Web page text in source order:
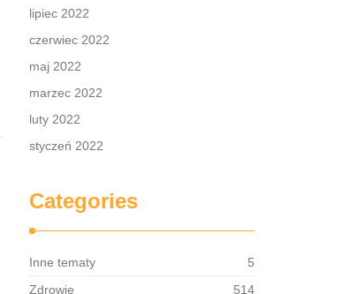
lipiec 2022
czerwiec 2022
maj 2022
marzec 2022
luty 2022
styczeń 2022
Categories
Inne tematy
5
Zdrowie
514